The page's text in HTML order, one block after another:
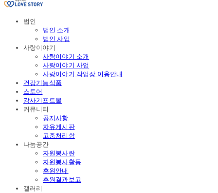
법인
법인 소개
법인 사업
사랑이야기
사랑이야기 소개
사랑이야기 사업
사랑이야기 작업장 이용안내
건강기능식품
스토어
감사기프트몰
커뮤니티
공지사항
자유게시판
고충처리함
나눔공간
자원봉사란
자원봉사활동
후원안내
후원결과보고
갤러리